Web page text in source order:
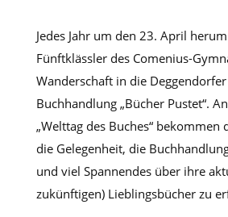
Jedes Jahr um den 23. April
Fünftklässler des Comenius-
Wanderschaft in die
Buchhandlung „Bücher Pustet“.
„Welttag des Buches“ bekommen
die Gelegenheit, die
und viel Spannendes über ihre
zukünftigen) Lieblingsbücher zu